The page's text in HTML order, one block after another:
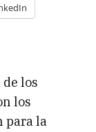
los
los
para la